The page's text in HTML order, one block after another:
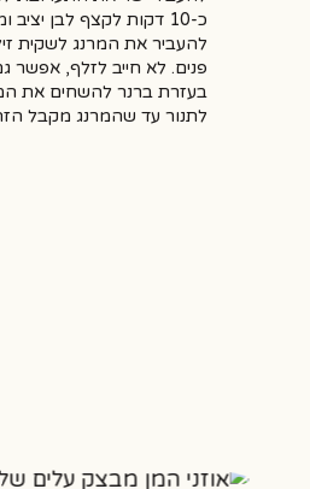
כ-10 דקות לקצף לבן יציב ומבריק מאוד.
להעביר את המרנג לשקית
פנים. לא חייב לזלף,
בעזרת ברנר להשחים את
לתנור עד שהמרנג מקבל